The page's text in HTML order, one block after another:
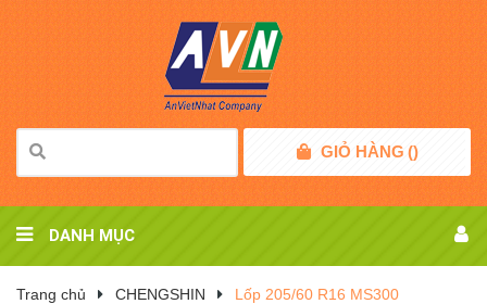
GIỎ HÀNG ()
DANH MỤC
Trang chủ CHENGSHIN
Lốp 205/60 R16 MS300